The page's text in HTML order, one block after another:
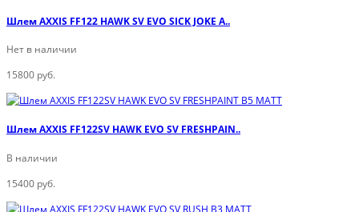
Шлем AXXIS FF122 HAWK SV EVO SICK JOKE A..
Нет в наличии
15800 руб.
Шлем AXXIS FF122SV HAWK EVO SV FRESHPAIN..
В наличии
15400 руб.